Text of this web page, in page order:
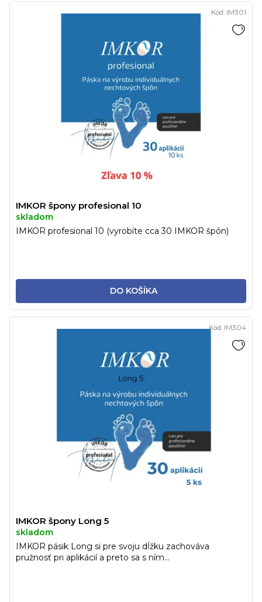
IMKOR špony profesional 10
skladom
DO KOŠÍKA
IMKOR profesional 10 (vyrobíte cca 30 IMKOR špôn)
Kód: IM301
IMKOR špony Long 5
skladom
IMKOR pásik Long si pre svoju dĺžku zachováva
pružnosť pri aplikácií a preto sa s ním...
Kód: IM304